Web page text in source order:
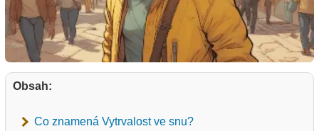
Obsah:
Co znamená Vytrvalost ve snu?